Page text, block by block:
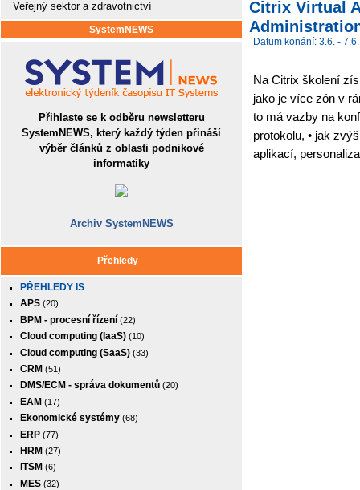
Veřejný sektor a zdravotnictví
SystemNEWS
Přihlaste se k odběru newsletteru
SystemNEWS, který každý týden přináší
výběr článků z oblasti podnikové
informatiky
Archiv SystemNEWS
Přehledy
PŘEHLEDY IS
APS (20)
BPM - procesní řízení (22)
Cloud computing (IaaS) (10)
Cloud computing (SaaS) (33)
CRM (51)
DMS/ECM - správa dokumentů (20)
EAM (17)
Ekonomické systémy (68)
ERP (77)
HRM (27)
ITSM (6)
MES (32)
Citrix Virtual
Datum konání: 3.6. - 7.6.
Na Citrix školení
jako je více zón v
to má vazby na
protokolu, • jak
aplikací,